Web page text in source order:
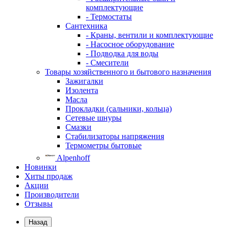
комплектующие
- Термостаты
Сантехника
- Краны, вентили и комплектующие
- Насосное оборудование
- Подводка для воды
- Смесители
Товары хозяйственного и бытового назначения
Зажигалки
Изолента
Масла
Прокладки (сальники, кольца)
Сетевые шнуры
Смазки
Стабилизаторы напряжения
Термометры бытовые
Alpenhoff
Новинки
Хиты продаж
Акции
Производители
Отзывы
Назад